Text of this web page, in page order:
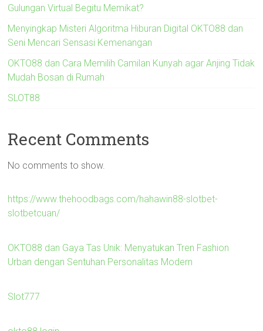
Gulungan Virtual Begitu Memikat?
Menyingkap Misteri Algoritma Hiburan Digital OKTO88 dan
Seni Mencari Sensasi Kemenangan
OKTO88 dan Cara Memilih Camilan Kunyah agar Anjing Tidak
Mudah Bosan di Rumah
SLOT88
Recent Comments
No comments to show.
https://www.thehoodbags.com/hahawin88-slotbet-
slotbetcuan/
OKTO88 dan Gaya Tas Unik: Menyatukan Tren Fashion
Urban dengan Sentuhan Personalitas Modern
Slot777